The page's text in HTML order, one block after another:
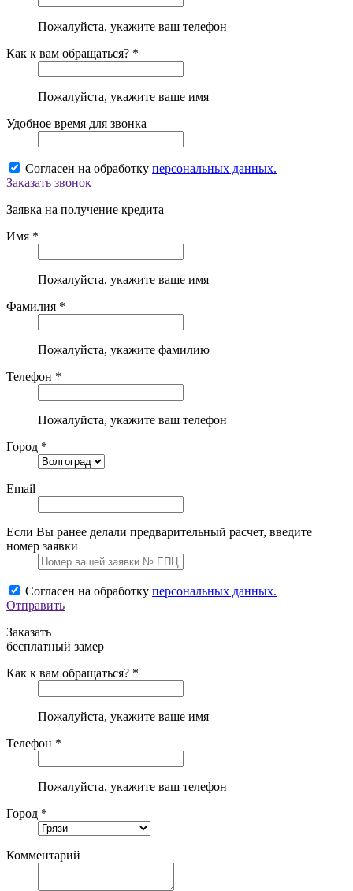
Пожалуйста, укажите ваш телефон
Как к вам обращаться? *
Пожалуйста, укажите ваше имя
Удобное время для звонка
Согласен на обработку персональных данных.
Заказать звонок
Заявка на получение кредита
Имя *
Пожалуйста, укажите ваше имя
Фамилия *
Пожалуйста, укажите фамилию
Телефон *
Пожалуйста, укажите ваш телефон
Город *
Email
Если Вы ранее делали предварительный расчет, введите
номер заявки
Согласен на обработку персональных данных.
Отправить
Заказать
бесплатный замер
Как к вам обращаться? *
Пожалуйста, укажите ваше имя
Телефон *
Пожалуйста, укажите ваш телефон
Город *
Комментарий